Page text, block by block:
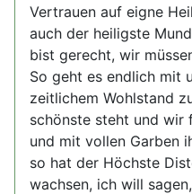
Vertrauen auf eigne
auch der heiligste
bist gerecht, wir
So geht es endlich mit
zeitlichem Wohlstand
schönste steht und wir
und mit vollen Garben
so hat der Höchste
wachsen, ich will